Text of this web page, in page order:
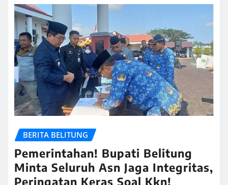
BERITA BELITUNG
Pemerintahan! Bupati Belitung
Minta Seluruh Asn Jaga Integritas,
Peringatan Keras Soal Kkn!